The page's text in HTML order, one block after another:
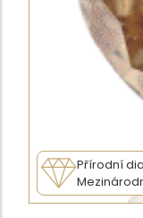
Přírodní